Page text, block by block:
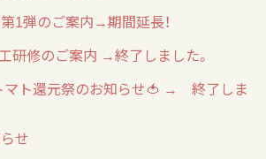
1弾のご案内→期間延長！
研修のご案内 →終了しました。
マト還元祭のお知らせ🍅 → 終了しま
せ